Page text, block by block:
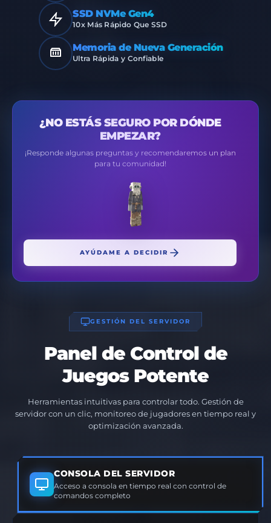
SSD NVMe Gen4
10x Más Rápido Que SSD
Memoria de Nueva Generación
Ultra Rápida y Confiable
¿NO ESTÁS SEGURO POR DÓNDE
EMPEZAR?
¡Responde algunas preguntas y recomendaremos un plan
para tu comunidad!
AYÚDAME A DECIDIR
GESTIÓN DEL SERVIDOR
Panel de Control de
Juegos Potente
Herramientas intuitivas para controlar todo. Gestión de
servidor con un clic, monitoreo de jugadores en tiempo real y
optimización avanzada.
CONSOLA DEL SERVIDOR
Acceso a consola en tiempo real con control de
comandos completo